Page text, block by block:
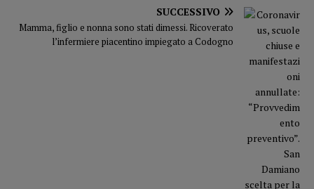
SUCCESSIVO
Mamma, figlio e nonna sono stati dimessi. Ricoverato
l’infermiere piacentino impiegato a Codogno